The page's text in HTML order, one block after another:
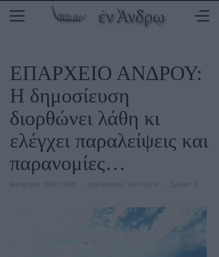
ΕΠΑΡΧΕΙΟ ΑΝΔΡΟΥ:
Η δημοσίευση
διορθώνει λάθη κι
ελέγχει παραλείψεις και
παρανομίες…
Κατηγορία: ΠΟΛΙΤΙΚΗ Δημοσίευση: 14/07/2024 Σχόλια: 3